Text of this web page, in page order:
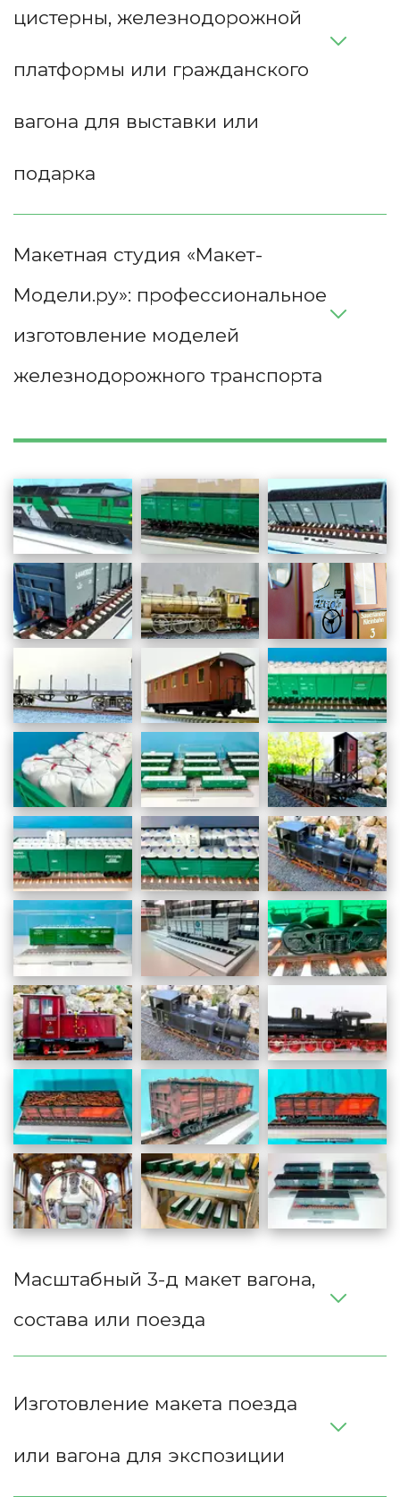
цистерны, железнодорожной
платформы или гражданского
вагона для выставки или
подарка
Макетная студия «Макет-
Модели.ру»: профессиональное
изготовление моделей
железнодорожного транспорта
Масштабный 3-д макет вагона,
состава или поезда
Изготовление макета поезда
или вагона для экспозиции